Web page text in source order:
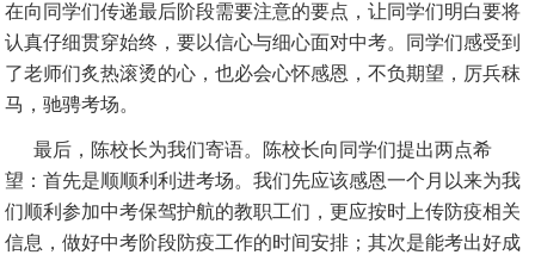
在向同学们传递最后阶段需要注意的要点，让同学们明白要将
认真仔细贯穿始终，要以信心与细心面对中考。同学们感受到
了老师们炙热滚烫的心，也必会心怀感恩，不负期望，厉兵秣
马，驰骋考场。
最后，陈校长为我们寄语。陈校长向同学们提出两点希
望：首先是顺顺利利进考场。我们先应该感恩一个月以来为我
们顺利参加中考保驾护航的教职工们，更应按时上传防疫相关
信息，做好中考阶段防疫工作的时间安排；其次是能考出好成